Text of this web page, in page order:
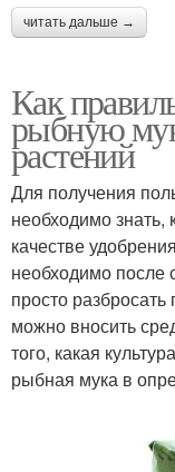
читать дальше →
Как
рыбную
растений
Для получения
необходимо знать,
качестве
необходимо после
просто
можно вносить
того, какая
рыбная мука в